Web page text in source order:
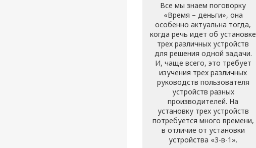
Все мы знаем поговорку
«Время – деньги», она
особенно актуальна тогда,
когда речь идет об установке
трех различных устройств
для решения одной задачи.
И, чаще всего, это требует
изучения трех различных
руководств пользователя
устройств разных
производителей. На
установку трех устройств
потребуется много времени,
в отличие от установки
устройства «3-в-1».